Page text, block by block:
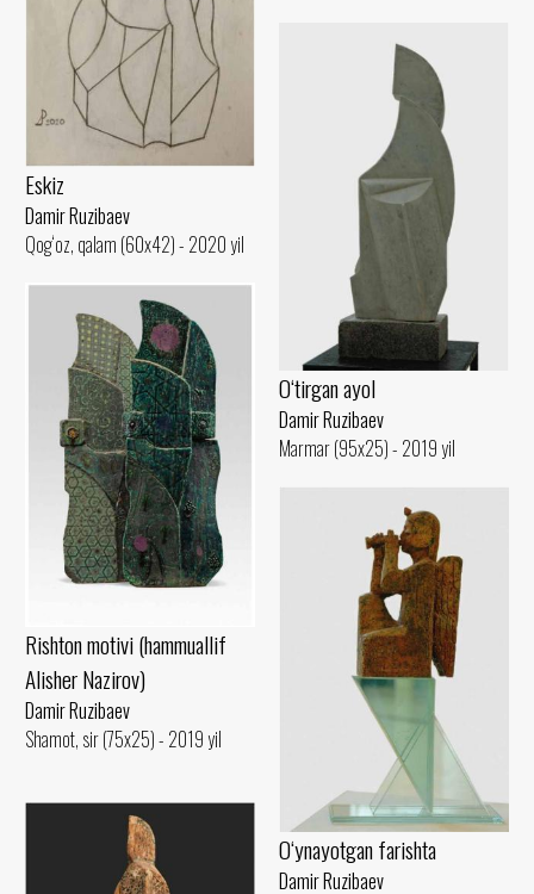
Eskiz
Damir Ruzibaev
Qog‘oz, qalam (60x42) - 2020 yil
O‘tirgan ayol
Damir Ruzibaev
Marmar (95x25) - 2019 yil
Rishton motivi (hammuallif
Alisher Nazirov)
Damir Ruzibaev
Shamot, sir (75x25) - 2019 yil
O‘ynayotgan farishta
Damir Ruzibaev